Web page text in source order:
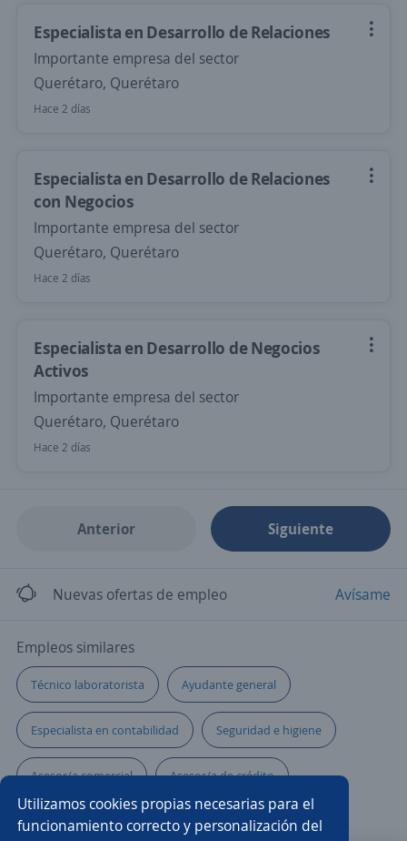
Utilizamos cookies propias necesarias para el
funcionamiento correcto y personalización del
Especialista en Desarrollo de Relaciones
Importante empresa del sector
Querétaro, Querétaro
Hace 2 días
Especialista en Desarrollo de Relaciones
con Negocios
Importante empresa del sector
Querétaro, Querétaro
Hace 2 días
Especialista en Desarrollo de Negocios
Activos
Importante empresa del sector
Querétaro, Querétaro
Hace 2 días
Anterior Siguiente
Nuevas ofertas de empleo Avísame
Empleos similares
Técnico laboratorista Ayudante general
Especialista en contabilidad Seguridad e higiene
Asesor/a comercial Asesor/a de crédito
Técnico/a electrónico Marketing digital